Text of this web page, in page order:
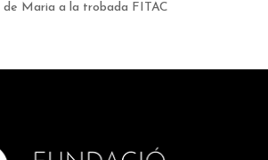
de Maria a la trobada FITAC